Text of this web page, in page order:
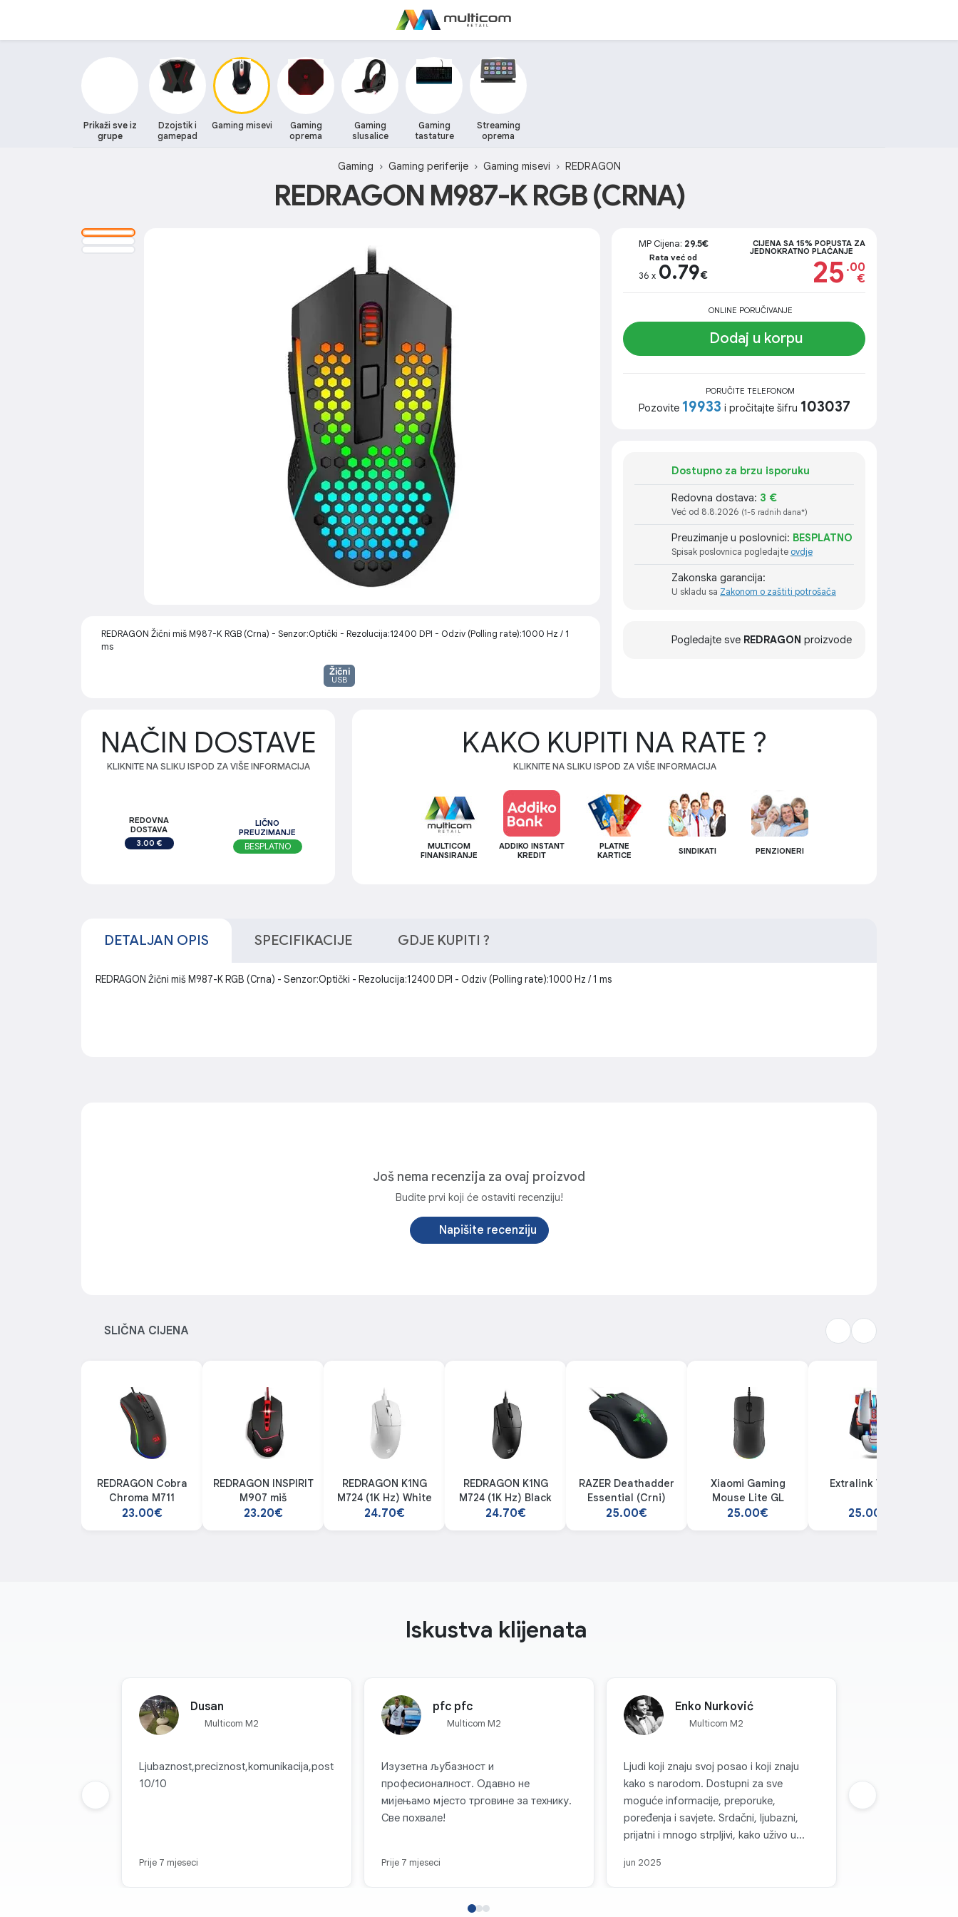
Prikaži sve iz
grupe
Dzojstik i
gamepad
Gaming misevi
Gaming
oprema
Gaming
slusalice
Gaming
tastature
Streaming
oprema
Gaming Gaming periferije Gaming misevi REDRAGON
REDRAGON M987-K RGB (CRNA)
REDRAGON Žični miš M987-K RGB (Crna) - Senzor:Optički - Rezolucija:12400 DPI - Odziv (Polling rate):1000 Hz / 1
ms
Žični
USB
MP Cijena: 29.5€
Rata već od
36 x 0.79€
CIJENA SA 15% POPUSTA ZA
JEDNOKRATNO PLAĆANJE
25 .00
€
ONLINE PORUČIVANJE
Dodaj u korpu
PORUČITE TELEFONOM
Pozovite 19933 i pročitajte šifru 103037
Dostupno za brzu isporuku
Redovna dostava: 3 €
Već od 8.8.2026 (1-5 radnih dana*)
Preuzimanje u poslovnici: BESPLATNO
Spisak poslovnica pogledajte ovdje
Zakonska garancija:
U skladu sa Zakonom o zaštiti potrošača
Pogledajte sve REDRAGON proizvode
NAČIN DOSTAVE
KLIKNITE NA SLIKU ISPOD ZA VIŠE INFORMACIJA
REDOVNA
DOSTAVA
3.00 €
LIČNO
PREUZIMANJE
BESPLATNO
KAKO KUPITI NA RATE ?
KLIKNITE NA SLIKU ISPOD ZA VIŠE INFORMACIJA
MULTICOM
FINANSIRANJE
ADDIKO INSTANT
KREDIT
PLATNE
KARTICE
SINDIKATI PENZIONERI
DETALJAN OPIS SPECIFIKACIJE GDJE KUPITI ?
REDRAGON Žični miš M987-K RGB (Crna) - Senzor:Optički - Rezolucija:12400 DPI - Odziv (Polling rate):1000 Hz / 1 ms
Još nema recenzija za ovaj proizvod
Budite prvi koji će ostaviti recenziju!
Napišite recenziju
SLIČNA CIJENA
REDRAGON Cobra
Chroma M711
23.00€
REDRAGON INSPIRIT
M907 miš
23.20€
REDRAGON K1NG
M724 (1K Hz) White
24.70€
REDRAGON K1NG
M724 (1K Hz) Black
24.70€
RAZER Deathadder
Essential (Crni)
25.00€
Xiaomi Gaming
Mouse Lite GL
25.00€
Extralink V9 miš
25.00€
Iskustva klijenata
Dusan
Multicom M2
Ljubaznost,preciznost,komunikacija,postovanje
10/10
Prije 7 mjeseci
pfc pfc
Multicom M2
Изузетна љубазност и
професионалност. Одавно не
мијењамо мјесто трговине за технику.
Све похвале!
Prije 7 mjeseci
Enko Nurković
Multicom M2
Ljudi koji znaju svoj posao i koji znaju
kako s narodom. Dostupni za sve
moguće informacije, preporuke,
poređenja i savjete. Srdačni, ljubazni,
prijatni i mnogo strpljivi, kako uživo u
komunikacije. Svaka topla preporuka za
jun 2025